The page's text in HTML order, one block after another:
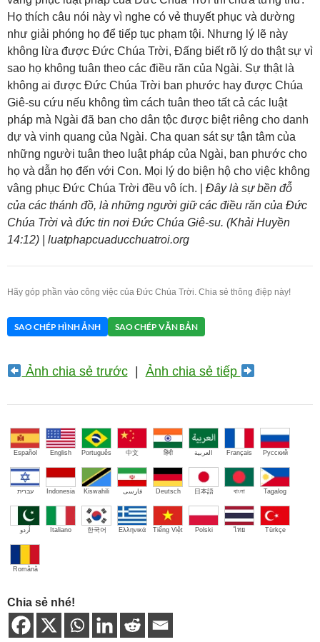
Họ thích câu nói này vì nghe có vẻ thuyết phục và dường
như giải phóng họ để tiếp tục phạm tội. Nhưng lý lẽ này
không lừa được Đức Chúa Trời, Đấng biết rõ lý do thật sự vì
sao họ không tuân theo các điều răn của Ngài. Sự thật là
không ai được Đức Chúa Trời ban phước hay được Chúa
Giê-su cứu nếu không tìm cách tuân theo tất cả các luật
pháp mà Ngài đã ban cho dân tộc được biệt riêng cho danh
dự và vinh quang của Ngài. Cha quan sát sự tận tâm của
những người tuân theo luật pháp của Ngài, ban phước cho
họ và dẫn họ đến với Con. Mọi lý do biện hộ cho việc không
vâng phục Đức Chúa Trời đều vô ích. | Đây là sự bền đỗ
của các thánh đồ, là những người giữ các điều răn của Đức
Chúa Trời và đức tin nơi Đức Chúa Giê-su. (Khải Huyền
14:12) | luatphapcuaducchuatroi.org
Hãy góp phần vào công việc của Đức Chúa Trời. Chia sẻ thông điệp này!
SAO CHÉP HÌNH ẢNH SAO CHÉP VĂN BẢN
Ảnh chia sẻ trước| Ảnh chia sẻ tiếp
Español English Português 中文 हिंदी العربية Français Русский
עברית Indonesia Kiswahili فارسی Deutsch 日本語 বাংলা Tagalog
اُردو Italiano 한국어 Ελληνικά Tiếng Việt Polski ไทย Türkçe
Română
Chia sẻ nhé!